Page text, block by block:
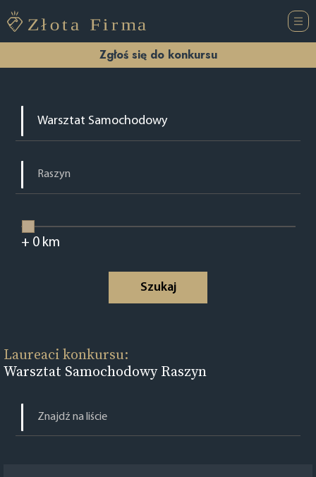
Zgłoś się do konkursu
+ 0km
Szukaj
Laureaci konkursu:
Warsztat Samochodowy Raszyn